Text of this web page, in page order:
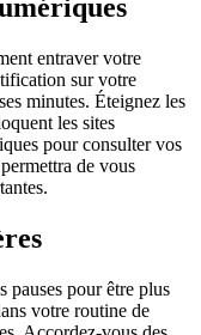
entraver votre
sur votre
minutes. Éteignez les
les sites
pour consulter vos
de vous
pauses pour être plus
votre routine de